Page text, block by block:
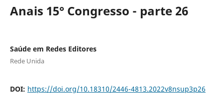
Anais 15° Congresso - parte 26
Saúde em Redes Editores
Rede Unida
DOI: https://doi.org/10.18310/2446-4813.2022v8nsup3p26